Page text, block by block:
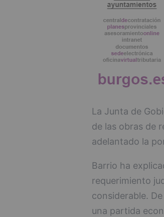
La Junta de
de las obras de
adelantado la
Barrio ha
requerimiento
considerable.
una partida